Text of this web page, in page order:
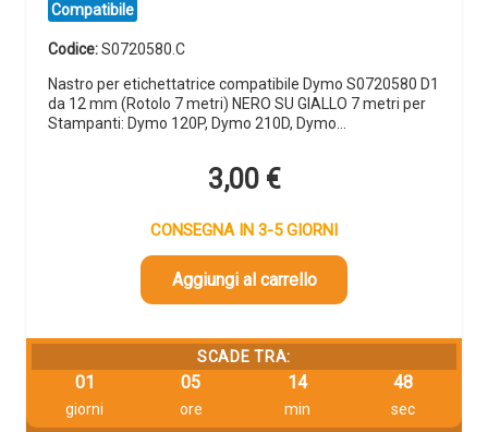
Compatibile
Codice:S0720580.C
Nastro per etichettatrice compatibile Dymo S0720580 D1
da 12 mm (Rotolo 7 metri) NERO SU GIALLO 7 metri per
Stampanti: Dymo 120P, Dymo 210D, Dymo…
3,00 €
CONSEGNA IN 3-5 GIORNI
Aggiungi al carrello
SCADE TRA:
01
giorni
05
ore
14
min
48
sec